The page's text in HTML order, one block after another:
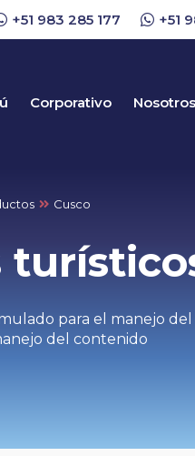
+51 983 285 177 +51
Corporativo Nosotros
Cusco
para el manejo
del contenido